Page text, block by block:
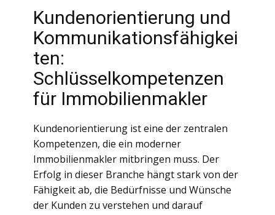
Kundenorientierung und
Kommunikationsfähigkei
ten:
Schlüsselkompetenzen
für Immobilienmakler
Kundenorientierung ist eine der zentralen
Kompetenzen, die ein moderner
Immobilienmakler mitbringen muss. Der
Erfolg in dieser Branche hängt stark von der
Fähigkeit ab, die Bedürfnisse und Wünsche
der Kunden zu verstehen und darauf